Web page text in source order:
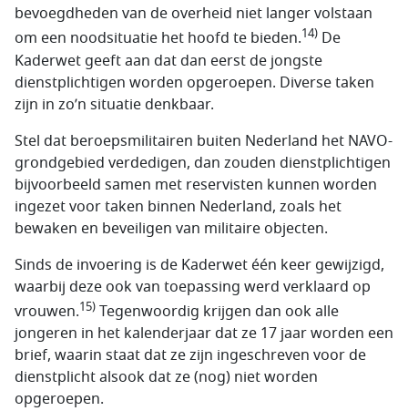
bevoegdheden van de overheid niet langer volstaan
om een noodsituatie het hoofd te bieden.14) De
Kaderwet geeft aan dat dan eerst de jongste
dienstplichtigen worden opgeroepen. Diverse taken
zijn in zo’n situatie denkbaar.
Stel dat beroepsmilitairen buiten Nederland het NAVO-
grondgebied verdedigen, dan zouden dienstplichtigen
bijvoorbeeld samen met reservisten kunnen worden
ingezet voor taken binnen Nederland, zoals het
bewaken en beveiligen van militaire objecten.
Sinds de invoering is de Kaderwet één keer gewijzigd,
waarbij deze ook van toepassing werd verklaard op
vrouwen.15) Tegenwoordig krijgen dan ook alle
jongeren in het kalenderjaar dat ze 17 jaar worden een
brief, waarin staat dat ze zijn ingeschreven voor de
dienstplicht alsook dat ze (nog) niet worden
opgeroepen.